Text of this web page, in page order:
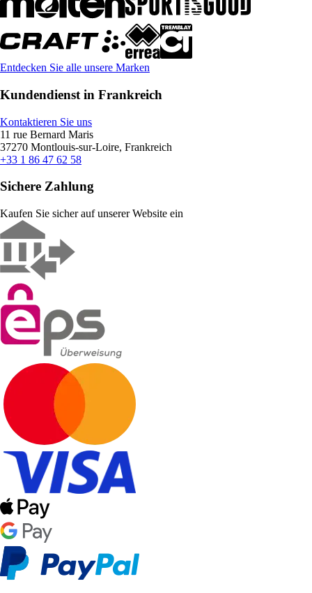
Entdecken Sie alle unsere Marken
Kundendienst in Frankreich
Kontaktieren Sie uns
11 rue Bernard Maris
37270 Montlouis-sur-Loire, Frankreich
+33 1 86 47 62 58
Sichere Zahlung
Kaufen Sie sicher auf unserer Website ein